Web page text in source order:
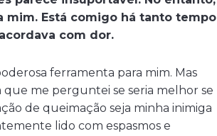
mim. Está comigo há tanto tempo
com dor.
ferramenta para mim. Mas
me perguntei se seria melhor se
de queimação seja minha inimiga
lido com espasmos e